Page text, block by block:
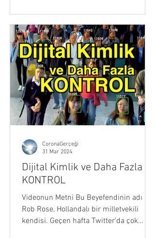
Dijital Kimlik ve Daha Fazla
KONTROL
Videonun Metni Bu Beyefendinin adı
Rob Rose, Hollandalı bir milletvekili
kendisi. Geçen hafta Twitter'da çok
CoronaGerçeği
31 Mar 2024